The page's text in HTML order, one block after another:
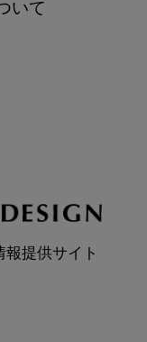
いて
提供サイト